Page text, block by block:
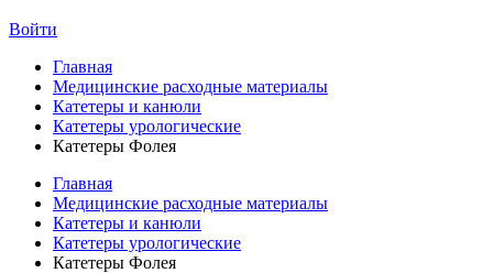
Войти
Главная
Медицинские расходные материалы
Катетеры и канюли
Катетеры урологические
Катетеры Фолея
Главная
Медицинские расходные материалы
Катетеры и канюли
Катетеры урологические
Катетеры Фолея